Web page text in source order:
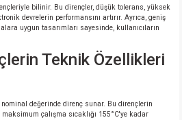
bilinir. Bu dirençler, düşük tolerans, yüksek
devrelerin performansını artırır. Ayrıca, geniş
uygun tasarımları sayesinde, kullanıcıların
Teknik Özellikleri
değerinde direnç sunar. Bu dirençlerin
çalışma sıcaklığı 155°C'ye kadar